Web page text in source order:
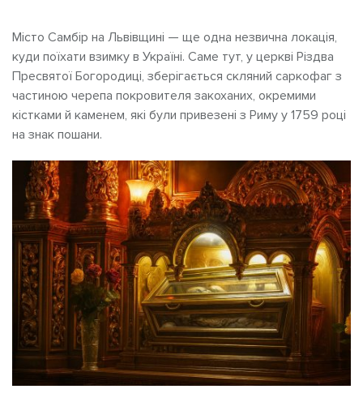
Місто Самбір на Львівщині — ще одна незвична локація,
куди поїхати взимку в Україні. Саме тут, у церкві Різдва
Пресвятої Богородиці, зберігається скляний саркофаг з
частиною черепа покровителя закоханих, окремими
кістками й каменем, які були привезені з Риму у 1759 році
на знак пошани.